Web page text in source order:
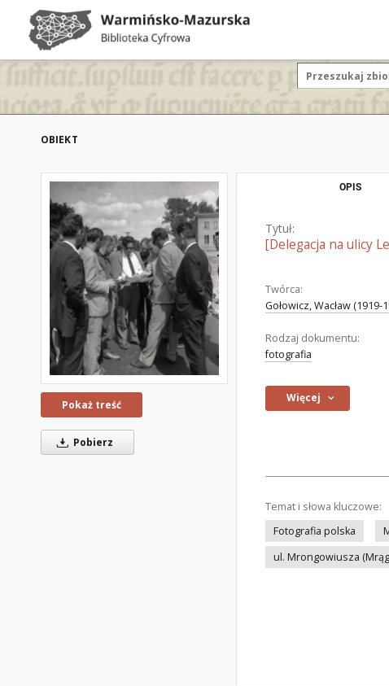
OBIEKT
Pokaż treść
Pobierz
OPIS
Tytuł:
[Delegacja na ulicy
Twórca:
Gołowicz, Wacław (1919-
Rodzaj dokumentu:
fotografia
Więcej
Temat i słowa kluczowe:
Fotografia polska
ul. Mrongowiusza